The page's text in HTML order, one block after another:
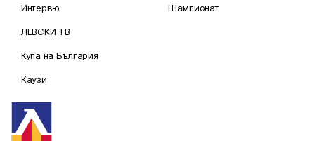
Интервю
ЛЕВСКИ ТВ
Купа на България
Каузи
Шампионат